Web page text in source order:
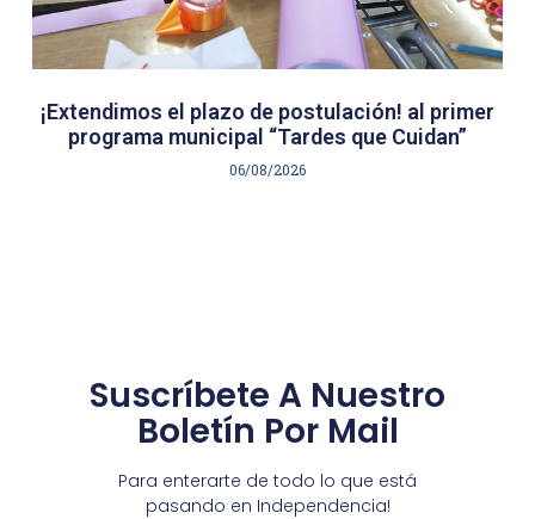
¡Extendimos el plazo de postulación! al primer
programa municipal “Tardes que Cuidan”
06/08/2026
Suscríbete A Nuestro
Boletín Por Mail
Para enterarte de todo lo que está
pasando en Independencia!